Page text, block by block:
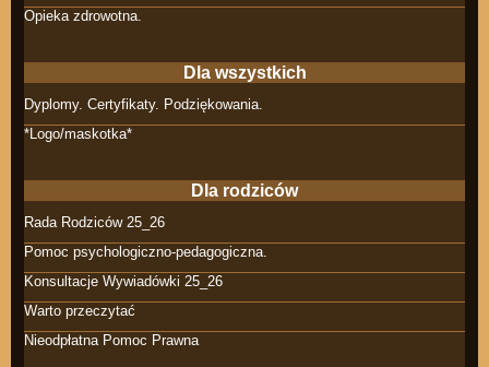
Opieka zdrowotna.
Dla wszystkich
Dyplomy. Certyfikaty. Podziękowania.
*Logo/maskotka*
Dla rodziców
Rada Rodziców 25_26
Pomoc psychologiczno-pedagogiczna.
Konsultacje Wywiadówki 25_26
Warto przeczytać
Nieodpłatna Pomoc Prawna